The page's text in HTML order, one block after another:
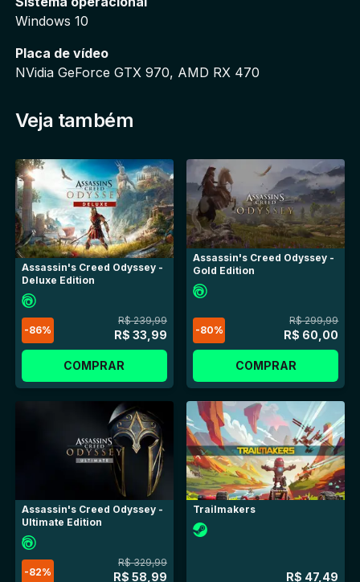
- Participe de vários eventos multiplayer e aproveite
as frequentes atualizações de conteúdo.
conteúdo adicional."
Windows 10
Placa de vídeo
NVidia GeForce GTX 970, AMD RX 470
Veja também
Assassin's Creed Odyssey -
Deluxe Edition
-86%
R$ 239,99
R$ 33,99
COMPRAR
Assassin's Creed Odyssey -
Gold Edition
-80%
R$ 299,99
R$ 60,00
COMPRAR
Assassin's Creed Odyssey -
Ultimate Edition
-82%
R$ 329,99
R$ 58,99
Trailmakers
R$ 47,49